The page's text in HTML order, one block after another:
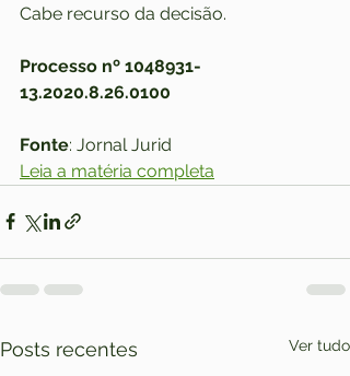
Cabe recurso da decisão.
Processo nº 1048931-
13.2020.8.26.0100
Fonte: Jornal Jurid
Leia a matéria completa
Posts recentes Ver tudo